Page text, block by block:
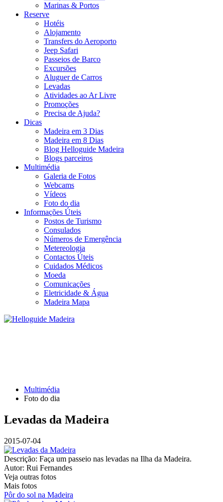
Marinas & Portos
Reserve
Hotéis
Alojamento
Transfers do Aeroporto
Jeep Safari
Passeios de Barco
Excursões
Aluguer de Carros
Levadas
Atividades ao Ar Livre
Promoções
Precisa de Ajuda?
Dicas
Madeira em 3 Dias
Madeira em 8 Dias
Blog Helloguide Madeira
Blogs parceiros
Multimédia
Galeria de Fotos
Webcams
Vídeos
Foto do dia
Informações Úteis
Postos de Turismo
Consulados
Números de Emergência
Metereologia
Contactos Úteis
Cuidados Médicos
Moeda
Comunicações
Eletricidade & Água
Madeira Mapa
Multimédia
Foto do dia
Levadas da Madeira
2015-07-04
Descrição: Faça um passeio nas levadas na Ilha da Madeira.
Autor: Rui Fernandes
Veja outras fotos
Mais fotos
Pôr do sol na Madeira